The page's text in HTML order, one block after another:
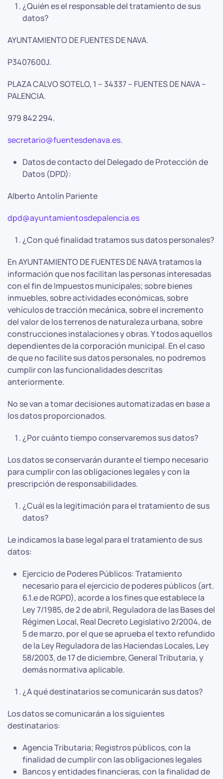
¿Quién es el responsable del tratamiento de sus
datos?
AYUNTAMIENTO DE FUENTES DE NAVA.
P3407600J.
PLAZA CALVO SOTELO, 1 – 34337 – FUENTES DE NAVA –
PALENCIA.
979 842 294.
secretario@fuentesdenava.es.
Datos de contacto del Delegado de Protección de
Datos (DPD):
Alberto Antolín Pariente
dpd@ayuntamientosdepalencia.es
¿Con qué finalidad tratamos sus datos personales?
En AYUNTAMIENTO DE FUENTES DE NAVA tratamos la
información que nos facilitan las personas interesadas
con el fin de Impuestos municipales; sobre bienes
inmuebles, sobre actividades económicas, sobre
vehículos de tracción mecánica, sobre el incremento
del valor de los terrenos de naturaleza urbana, sobre
construcciones instalaciones y obras. Y todos aquellos
dependientes de la corporación municipal. En el caso
de que no facilite sus datos personales, no podremos
cumplir con las funcionalidades descritas
anteriormente.
No se van a tomar decisiones automatizadas en base a
los datos proporcionados.
¿Por cuánto tiempo conservaremos sus datos?
Los datos se conservarán durante el tiempo necesario
para cumplir con las obligaciones legales y con la
prescripción de responsabilidades.
¿Cuál es la legitimación para el tratamiento de sus
datos?
Le indicamos la base legal para el tratamiento de sus
datos:
Ejercicio de Poderes Públicos: Tratamiento
necesario para el ejercicio de poderes públicos (art.
6.1.e de RGPD), acorde a los fines que establece la
Ley 7/1985, de 2 de abril, Reguladora de las Bases del
Régimen Local, Real Decreto Legislativo 2/2004, de
5 de marzo, por el que se aprueba el texto refundido
de la Ley Reguladora de las Haciendas Locales, Ley
58/2003, de 17 de diciembre, General Tributaria, y
demás normativa aplicable.
¿A qué destinatarios se comunicarán sus datos?
Los datos se comunicarán a los siguientes
destinatarios:
Agencia Tributaria; Registros públicos, con la
finalidad de cumplir con las obligaciones legales
Bancos y entidades financieras, con la finalidad de